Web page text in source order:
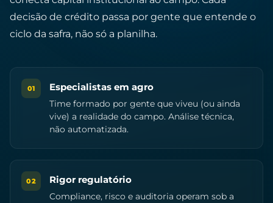
decisão de crédito passa por gente que entende o
ciclo da safra, não só a planilha.
01 Especialistas em agro
Time formado por gente que viveu (ou ainda
vive) a realidade do campo. Análise técnica,
não automatizada.
02 Rigor regulatório
Compliance, risco e auditoria operam sob a